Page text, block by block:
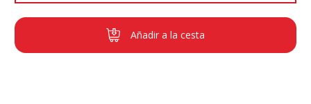
Añadir a la cesta